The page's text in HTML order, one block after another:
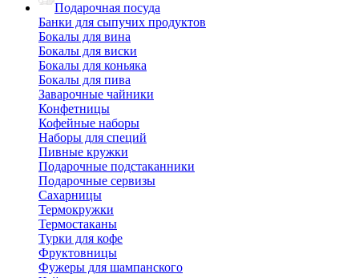
Подарочная посуда
Банки для сыпучих продуктов
Бокалы для вина
Бокалы для виски
Бокалы для коньяка
Бокалы для пива
Заварочные чайники
Конфетницы
Кофейные наборы
Наборы для специй
Пивные кружки
Подарочные подстаканники
Подарочные сервизы
Сахарницы
Термокружки
Термостаканы
Турки для кофе
Фруктовницы
Фужеры для шампанского